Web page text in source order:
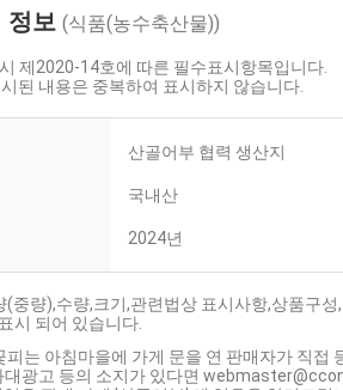
정보 (식품(농수축산물))
제2020-14호에 따른 필수표시항목입니다.
된 내용은 중복하여 표시하지 않습니다.
산골어부 협력 생산지
국내산
2024년
(중량),수량,크기,관련법상 표시사항,상품구
시 되어 있습니다.
피는 아침마을에 가게 문을 연 판매자가 직접
대광고 등의 소지가 있다면